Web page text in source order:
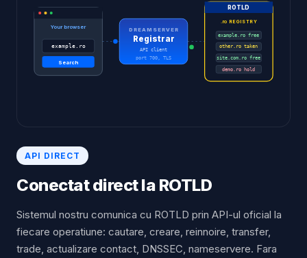
API DIRECT
Conectat direct la ROTLD
Sistemul nostru comunica cu ROTLD prin API-ul oficial la
fiecare operatiune: cautare, creare, reinnoire, transfer,
trade, actualizare contact, DNSSEC, nameservere. Fara
Your browser
example.ro
Search
DREAMSERVER
Registrar
API client
port 700, TLS
ROTLD
.ro REGISTRY
example.ro free
other.ro taken
site.com.ro free
demo.ro hold